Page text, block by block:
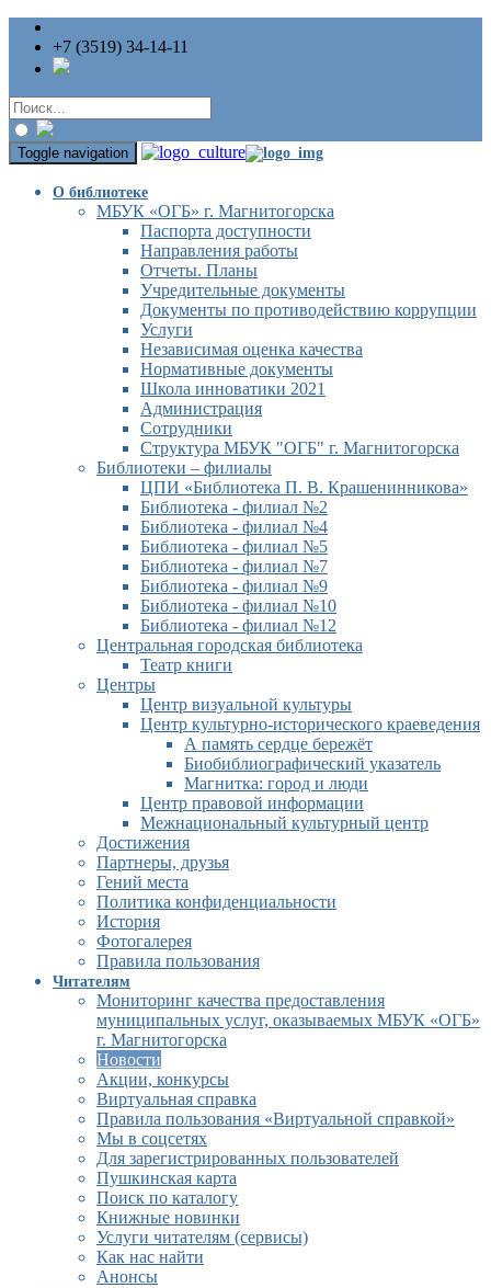
+7 (3519) 34-14-11
Toggle navigation
О библиотеке
МБУК «ОГБ» г. Магнитогорска
Паспорта доступности
Направления работы
Отчеты. Планы
Учредительные документы
Документы по противодействию коррупции
Услуги
Независимая оценка качества
Нормативные документы
Школа инноватики 2021
Администрация
Сотрудники
Структура МБУК "ОГБ" г. Магнитогорска
Библиотеки – филиалы
ЦПИ «Библиотека П. В. Крашенинникова»
Библиотека - филиал №2
Библиотека - филиал №4
Библиотека - филиал №5
Библиотека - филиал №7
Библиотека - филиал №9
Библиотека - филиал №10
Библиотека - филиал №12
Центральная городская библиотека
Театр книги
Центры
Центр визуальной культуры
Центр культурно-исторического краеведения
А память сердце бережёт
Биобиблиографический указатель
Магнитка: город и люди
Центр правовой информации
Межнациональный культурный центр
Достижения
Партнеры, друзья
Гений места
Политика конфиденциальности
История
Фотогалерея
Правила пользования
Читателям
Мониторинг качества предоставления
муниципальных услуг, оказываемых МБУК «ОГБ»
г. Магнитогорска
Новости
Акции, конкурсы
Виртуальная справка
Правила пользования «Виртуальной справкой»
Мы в соцсетях
Для зарегистрированных пользователей
Пушкинская карта
Поиск по каталогу
Книжные новинки
Услуги читателям (сервисы)
Как нас найти
Анонсы